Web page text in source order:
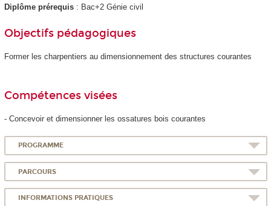
Diplôme prérequis: Bac+2 Génie civil
Objectifs pédagogiques
Former les charpentiers au dimensionnement des structures courantes
Compétences visées
- Concevoir et dimensionner les ossatures bois courantes
PROGRAMME
PARCOURS
INFORMATIONS PRATIQUES